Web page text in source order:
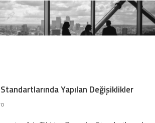
Yapılan Değişiklikler